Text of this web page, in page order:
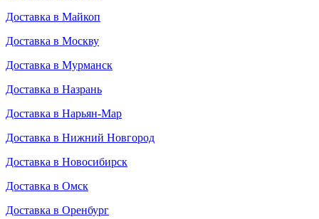
Доставка в Майкоп
Доставка в Москву
Доставка в Мурманск
Доставка в Назрань
Доставка в Нарьян-Мар
Доставка в Нижний Новгород
Доставка в Новосибирск
Доставка в Омск
Доставка в Оренбург